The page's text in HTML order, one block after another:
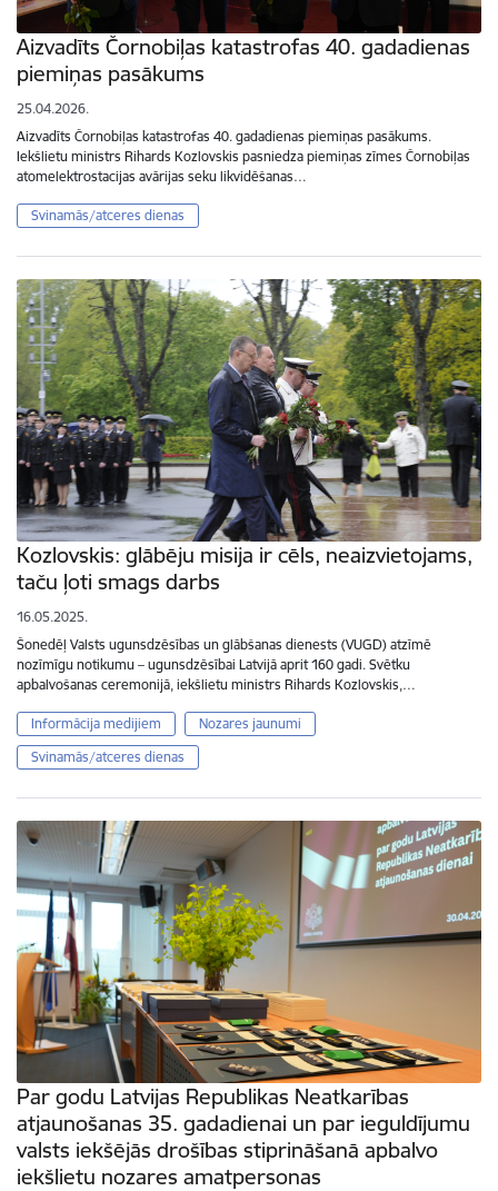
Aizvadīts Čornobiļas katastrofas 40. gadadienas
piemiņas pasākums
25.04.2026.
Aizvadīts Čornobiļas katastrofas 40. gadadienas piemiņas pasākums.
Iekšlietu ministrs Rihards Kozlovskis pasniedza piemiņas zīmes Čornobiļas
atomelektrostacijas avārijas seku likvidēšanas…
Svinamās/atceres dienas
Kozlovskis: glābēju misija ir cēls, neaizvietojams,
taču ļoti smags darbs
16.05.2025.
Šonedēļ Valsts ugunsdzēsības un glābšanas dienests (VUGD) atzīmē
nozīmīgu notikumu – ugunsdzēsībai Latvijā aprit 160 gadi. Svētku
apbalvošanas ceremonijā, iekšlietu ministrs Rihards Kozlovskis,…
Informācija medijiem
Nozares jaunumi
Svinamās/atceres dienas
Par godu Latvijas Republikas Neatkarības
atjaunošanas 35. gadadienai un par ieguldījumu
valsts iekšējās drošības stiprināšanā apbalvo
iekšlietu nozares amatpersonas